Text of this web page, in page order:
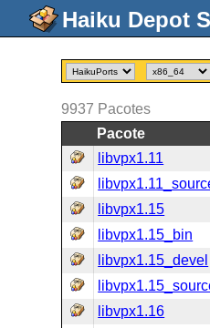
9937 Pacotes
Pacote
libvpx1.11
libvpx1.15
libvpx1.15_bin
libvpx1.15_devel
libvpx1.16